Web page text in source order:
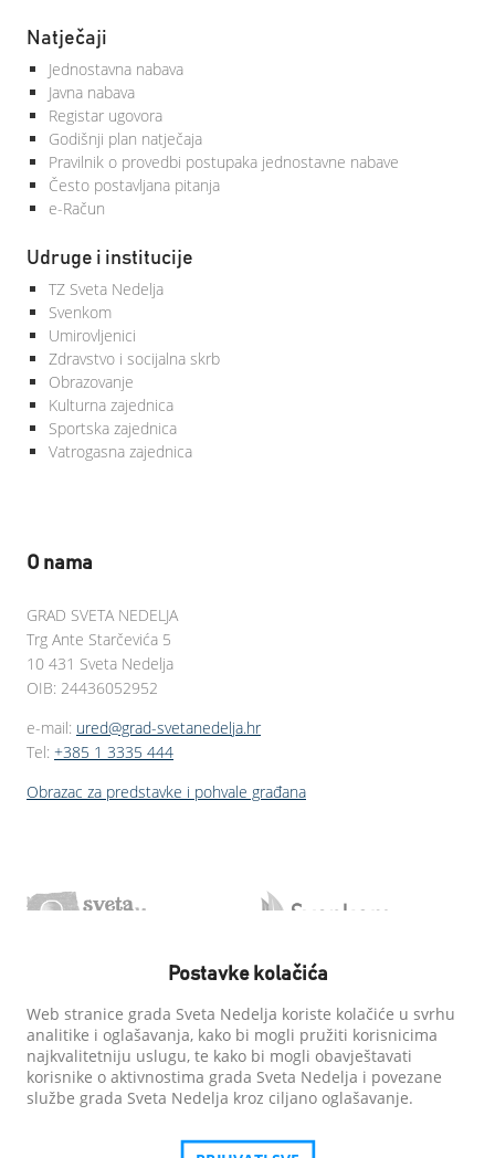
Natječaji
Jednostavna nabava
Javna nabava
Registar ugovora
Godišnji plan natječaja
Pravilnik o provedbi postupaka jednostavne nabave
Često postavljana pitanja
e-Račun
Udruge i institucije
TZ Sveta Nedelja
Svenkom
Umirovljenici
Zdravstvo i socijalna skrb
Obrazovanje
Kulturna zajednica
Sportska zajednica
Vatrogasna zajednica
O nama
GRAD SVETA NEDELJA
Trg Ante Starčevića 5
10 431 Sveta Nedelja
OIB: 24436052952
e-mail: ured@grad-svetanedelja.hr
Tel: +385 1 3335 444
Obrazac za predstavke i pohvale građana
Postavke kolačića
Web stranice grada Sveta Nedelja koriste kolačiće u svrhu
analitike i oglašavanja, kako bi mogli pružiti korisnicima
najkvalitetniju uslugu, te kako bi mogli obavještavati
korisnike o aktivnostima grada Sveta Nedelja i povezane
službe grada Sveta Nedelja kroz ciljano oglašavanje.